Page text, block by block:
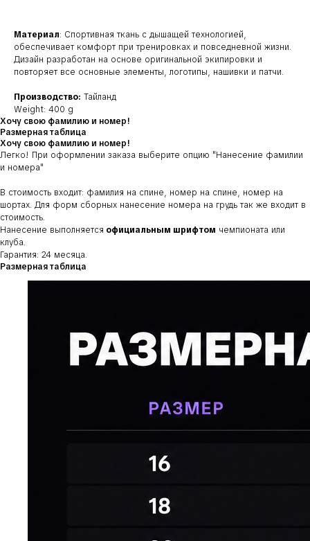
Материал: Спортивная ткань с дышащей технологией,
обеспечивает комфорт при тренировках и повседневной жизни.
Дизайн разработан на основе оригинальной экипировки и
повторяет все основные элементы, логотипы, нашивки и патчи.
Производство: Тайланд
Weight: 400 g
Хочу свою фамилию и номер!
Размерная таблица
Хочу свою фамилию и номер!
Легко! При оформлении заказа выберите опцию "Нанесение фамилии
и номера"
В стоимость входит: фамилия на спине, номер на спине, номер на
шортах. Для форм сборных нанесение номера на грудь так же входит в
стоимость.
Нанесение выполняется официальным шрифтом чемпионата или
клуба.
Гарантия: 24 месяца.
Размерная таблица